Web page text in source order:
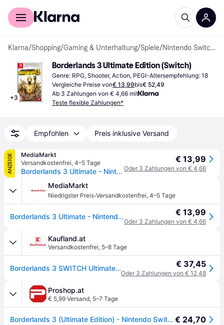
Für Shopper
Klarna/Shopping/Gaming & Unterhaltung/Spiele/ Nintendo Switch-Spiele
+3
Borderlands 3 Ultimate Edition (Switch)
Genre: RPG, Shooter, Action, PEGI-Altersempfehlung: 18
Vergleiche Preise von€ 13,99bis€ 52,49
Ab 3 Zahlungen von € 4,66 mit
Teste flexible Zahlungen*
Empfohlen Preis inklusive Versand
ANZEIGE
MediaMarkt
Versandkostenfrei, 4–5 Tage
Borderlands 3 Ultimate - Nintendo Switch [Download Code]
€ 13,99
Oder 3 Zahlungen von € 4,66
MediaMarkt
Niedrigster Preis·Versandkostenfrei, 4–5 Tage
Borderlands 3 Ultimate - Nintendo Switch [Download Code] € 13,99
Oder 3 Zahlungen von € 4,66
Kaufland.at
Versandkostenfrei, 5–8 Tage
Borderlands 3 SWITCH Ultimate Edition (Code in a Box) € 37,45
Oder 3 Zahlungen von € 12,48
Proshop.at
€ 5,99 Versand, 5–7 Tage
Borderlands 3 (Ultimate Edition) - Nintendo Switch - FPS - PEGI 18 € 24,70